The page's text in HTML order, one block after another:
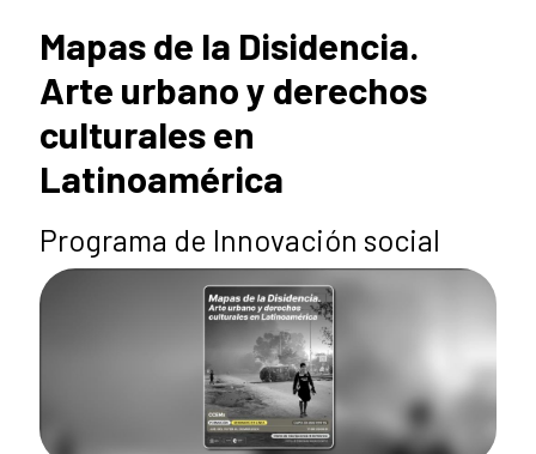
Mapas de la Disidencia.
Arte urbano y derechos
culturales en
Latinoamérica
Programa de Innovación social